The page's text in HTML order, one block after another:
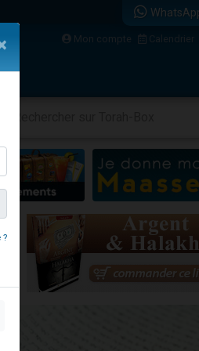
Mon compte Calendrier
?